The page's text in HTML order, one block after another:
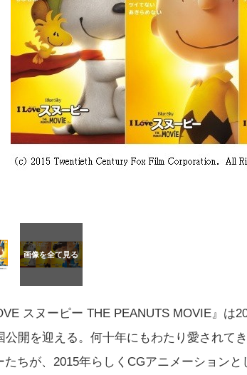
スヌーピー THE PEANUTS MOVIE』は
公開を迎える。何十年にもわたり愛されて
たちが、2015年らしくCGアニメーションと